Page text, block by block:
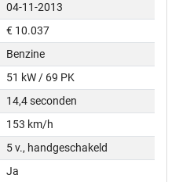
04-11-2013
€ 10.037
Benzine
51 kW / 69 PK
14,4 seconden
153 km/h
5 v., handgeschakeld
Ja